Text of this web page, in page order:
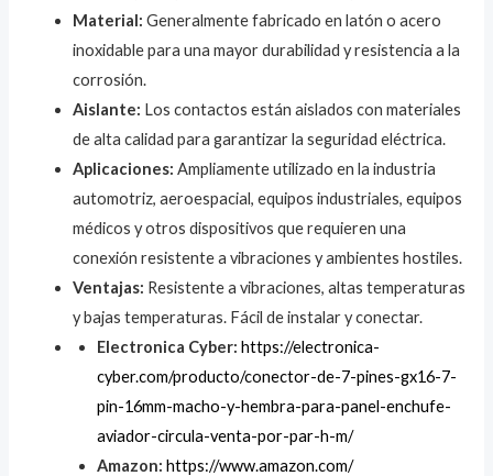
Material: Generalmente fabricado en latón o acero
inoxidable para una mayor durabilidad y resistencia a la
corrosión.
Aislante: Los contactos están aislados con materiales
de alta calidad para garantizar la seguridad eléctrica.
Aplicaciones: Ampliamente utilizado en la industria
automotriz, aeroespacial, equipos industriales, equipos
médicos y otros dispositivos que requieren una
conexión resistente a vibraciones y ambientes hostiles.
Ventajas: Resistente a vibraciones, altas temperaturas
y bajas temperaturas. Fácil de instalar y conectar.
Electronica Cyber: https://electronica-
cyber.com/producto/conector-de-7-pines-gx16-7-
pin-16mm-macho-y-hembra-para-panel-enchufe-
aviador-circula-venta-por-par-h-m/
Amazon: https://www.amazon.com/